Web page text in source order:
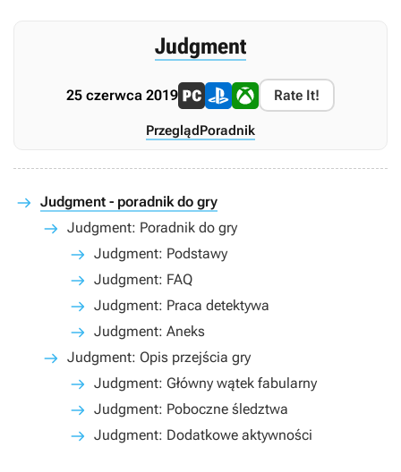
Judgment
25 czerwca 2019 Rate It!
PrzeglądPoradnik
Judgment - poradnik do gry
Judgment: Poradnik do gry
Judgment: Podstawy
Judgment: FAQ
Judgment: Praca detektywa
Judgment: Aneks
Judgment: Opis przejścia gry
Judgment: Główny wątek fabularny
Judgment: Poboczne śledztwa
Judgment: Dodatkowe aktywności